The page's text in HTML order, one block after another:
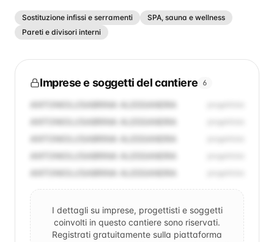
Sostituzione infissi e serramenti
SPA, sauna e wellness
Pareti e divisori interni
Imprese e soggetti del cantiere 6
ANTONIOLI/SABRINA ALESSANDRA
ANTONIOLI/SABRINA ALESSANDRA
ANTONIOLI/SABRINA ALESSANDRA
ANTONIOLI/SABRINA ALESSANDRA
ANTONIOLI/SABRINA ALESSANDRA
I dettagli su imprese, progettisti e soggetti
coinvolti in questo cantiere sono riservati.
Registrati gratuitamente sulla piattaforma